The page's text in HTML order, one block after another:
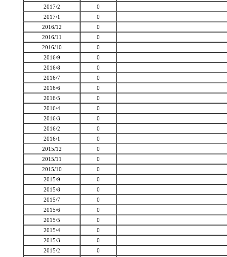
2017/2
0
2017/1
0
2016/12
0
2016/11
0
2016/10
0
2016/9
0
2016/8
0
2016/7
0
2016/6
0
2016/5
0
2016/4
0
2016/3
0
2016/2
0
2016/1
0
2015/12
0
2015/11
0
2015/10
0
2015/9
0
2015/8
0
2015/7
0
2015/6
0
2015/5
0
2015/4
0
2015/3
0
2015/2
0